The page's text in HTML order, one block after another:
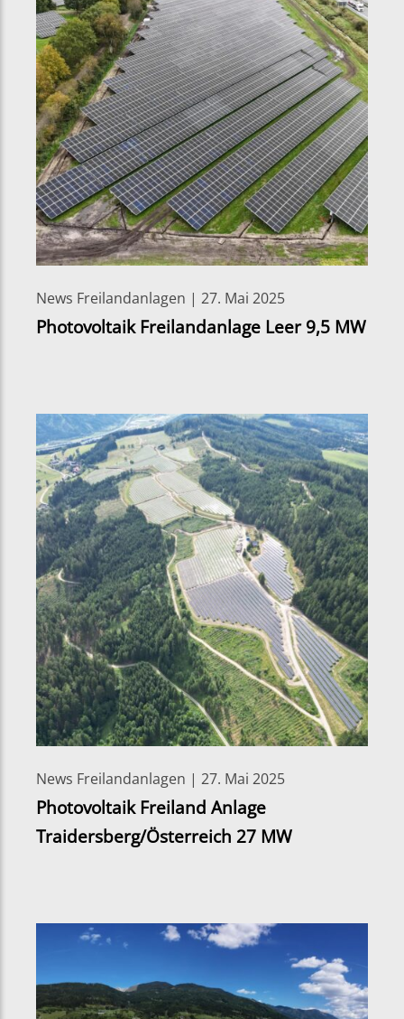
News Freilandanlagen | 27. Mai 2025
Photovoltaik Freilandanlage Leer 9,5 MW
News Freilandanlagen | 27. Mai 2025
Photovoltaik Freiland Anlage
Traidersberg/Österreich 27 MW